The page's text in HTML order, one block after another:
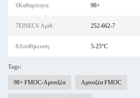
6Καθαρότητα: 98+
7EINECS Αριθ.: 252-662-7
8Αποθήκευση: 5-25°C
Tags:
98+ FMOC-Αμινοξέα Αμινοξέα FMOC